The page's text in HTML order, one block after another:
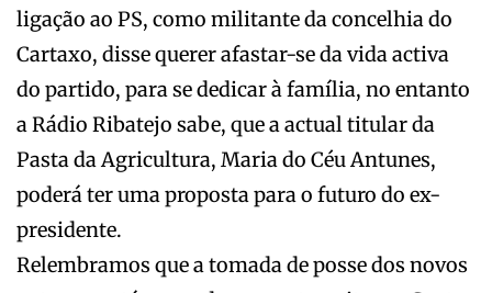
ligação ao PS, como militante da concelhia do
Cartaxo, disse querer afastar-se da vida activa
do partido, para se dedicar à família, no entanto
a Rádio Ribatejo sabe, que a actual titular da
Pasta da Agricultura, Maria do Céu Antunes,
poderá ter uma proposta para o futuro do ex-
presidente.
Relembramos que a tomada de posse dos novos